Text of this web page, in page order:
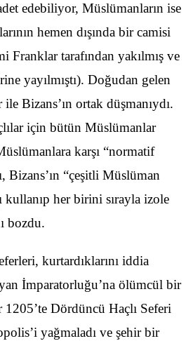
edebiliyor, Müslümanların ise
hemen dışında bir camisi
Franklar tarafından yakılmış ve
yayılmıştı). Doğudan gelen
Bizans’ın ortak düşmanıydı.
için bütün Müslümanlar
karşı “normatif
Bizans’ın “çeşitli Müslüman
kullanıp her birini sırayla izole
bozdu.
kurtardıklarını iddia
İmparatorluğu’na ölümcül bir
1205’te Dördüncü Haçlı Seferi
yağmaladı ve şehir bir